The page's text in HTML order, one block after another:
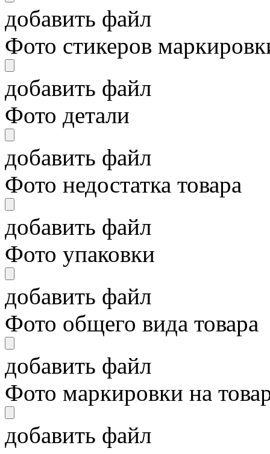
добавить файл
Фото стикеров
добавить файл
Фото детали
добавить файл
Фото недостатка товара
добавить файл
Фото упаковки
добавить файл
Фото общего вида товара
добавить файл
Фото маркировки на
добавить файл